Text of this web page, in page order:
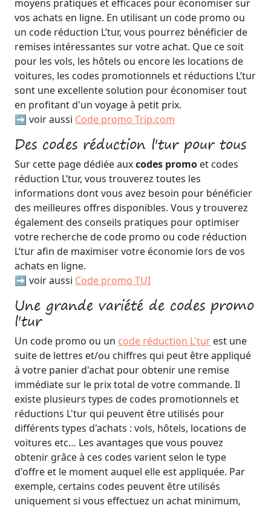
moyens pratiques et efficaces pour économiser sur
vos achats en ligne. En utilisant un code promo ou
un code réduction L’tur, vous pourrez bénéficier de
remises intéressantes sur votre achat. Que ce soit
pour les vols, les hôtels ou encore les locations de
voitures, les codes promotionnels et réductions L’tur
sont une excellente solution pour économiser tout
en profitant d'un voyage à petit prix.
➡️ voir aussi Code promo Trip.com
Des codes réduction l'tur pour tous
Sur cette page dédiée auxcodes promo et codes
réduction L’tur, vous trouverez toutes les
informations dont vous avez besoin pour bénéficier
des meilleures offres disponibles. Vous y trouverez
également des conseils pratiques pour optimiser
votre recherche de code promo ou code réduction
L’tur afin de maximiser votre économie lors de vos
achats en ligne.
➡️ voir aussi Code promo TUI
Une grande variété de codes promo
l'tur
Un code promo ou un code réduction L'tur est une
suite de lettres et/ou chiffres qui peut être appliqué
à votre panier d'achat pour obtenir une remise
immédiate sur le prix total de votre commande. Il
existe plusieurs types de codes promotionnels et
réductions L'tur qui peuvent être utilisés pour
différents types d'achats : vols, hôtels, locations de
voitures etc… Les avantages que vous pouvez
obtenir grâce à ces codes varient selon le type
d'offre et le moment auquel elle est appliquée. Par
exemple, certains codes peuvent être utilisés
uniquement si vous effectuez un achat minimum,